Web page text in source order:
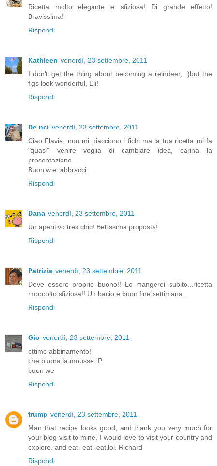
Ricetta molto elegante e sfiziosa! Di grande effetto!
Bravissima!
Rispondi
Kathleen venerdì, 23 settembre, 2011
I don't get the thing about becoming a reindeer, :)but the
figs look wonderful, Eli!
Rispondi
De.nci venerdì, 23 settembre, 2011
Ciao Flavia, non mi piacciono i fichi ma la tua ricetta mi fa
"quasi" venire voglia di cambiare idea, carina la
presentazione.
Buon w.e. abbracci
Rispondi
Dana venerdì, 23 settembre, 2011
Un aperitivo tres chic! Bellissima proposta!
Rispondi
Patrizia venerdì, 23 settembre, 2011
Deve essere proprio buono!! Lo mangerei subito...ricetta
moooolto sfiziosa!! Un bacio e buon fine settimana...
Rispondi
Gio venerdì, 23 settembre, 2011
ottimo abbinamento!
che buona la mousse :P
buon we
Rispondi
trump venerdì, 23 settembre, 2011
Man that recipe looks good, and thank you very much for
your blog visit to mine. I would love to visit your country and
explore, and eat- eat -eat,lol. Richard
Rispondi